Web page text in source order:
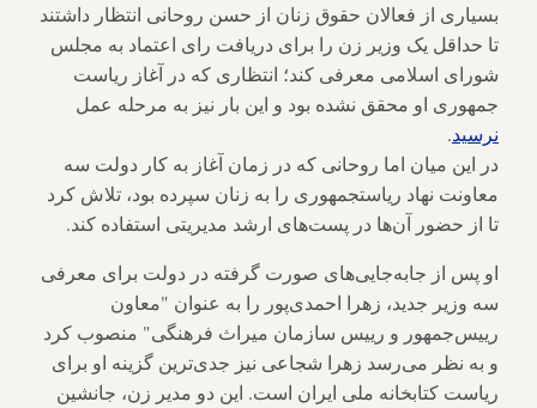
بسیاری از فعالان حقوق زنان از حسن روحانی انتظار داشتند
تا حداقل یک وزیر زن را برای دریافت رای اعتماد به مجلس
شورای اسلامی معرفی کند؛ انتظاری که در آغاز ریاست
جمهوری او محقق نشده بود و این بار نیز به مرحله عمل
نرسید.
در این میان اما روحانی که در زمان آغاز به کار دولت سه
معاونت نهاد ریاستجمهوری را به زنان سپرده بود، تلاش کرد
تا از حضور آن‌ها در پست‌های ارشد مدیریتی استفاده کند.
او پس از جابه‌جایی‌های صورت گرفته در دولت برای معرفی
سه وزیر جدید، زهرا احمدی‌پور را به عنوان "معاون
رییس‌جمهور و رییس سازمان میراث فرهنگی" منصوب کرد
و به نظر می‌رسد زهرا شجاعی نیز جدی‌ترین گزینه او برای
ریاست کتابخانه ملی ایران است. این دو مدیر زن، جانشین